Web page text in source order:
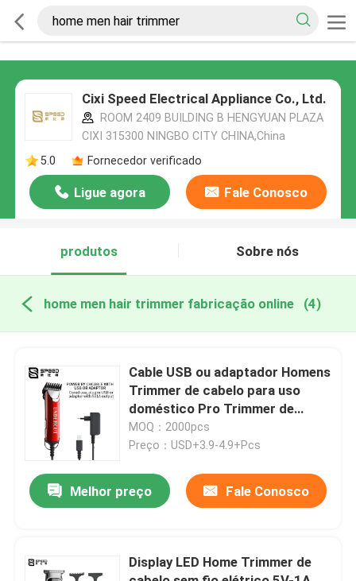
Cixi Speed Electrical Appliance Co., Ltd.
ROOM 2409 BUILDING B HENGYUAN PLAZA
CIXI 315300 NINGBO CITY CHINA,China
5.0
Fornecedor verificado
Ligue agora Fale Conosco
produtos Sobre nós
home men hair trimmer fabricação online (4)
Cable USB ou adaptador Homens
Trimmer de cabelo para uso
doméstico Pro Trimmer de
cabelo
MOQ：2000pcs
Preço：USD+3.9-4.9+Pcs
Melhor preço Fale Conosco
Display LED Home Trimmer de